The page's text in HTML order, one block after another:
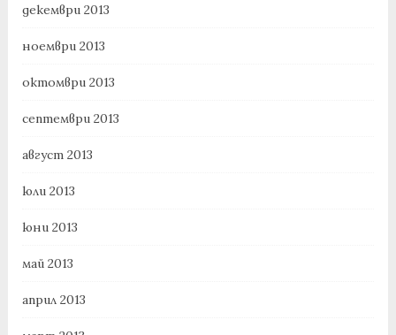
декември 2013
ноември 2013
октомври 2013
септември 2013
август 2013
юли 2013
юни 2013
май 2013
април 2013